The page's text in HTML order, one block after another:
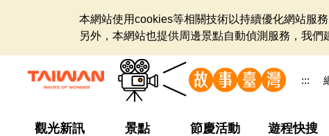
本網站使用cookies等相關技術以持續優化網站服
另外，本網站也提供周邊景點自動偵測服務，我
:::
觀光新訊 景點 節慶活動 遊程快搜